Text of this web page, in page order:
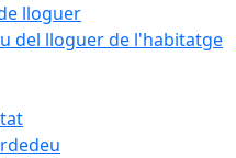
lloguer
del lloguer de l'habitatge